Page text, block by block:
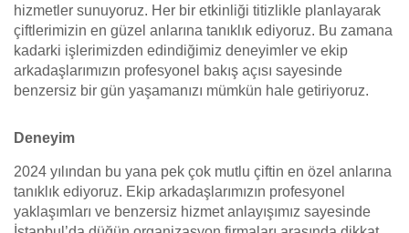
hizmetler sunuyoruz. Her bir etkinliği titizlikle planlayarak
çiftlerimizin en güzel anlarına tanıklık ediyoruz. Bu zamana
kadarki işlerimizden edindiğimiz deneyimler ve ekip
arkadaşlarımızın profesyonel bakış açısı sayesinde
benzersiz bir gün yaşamanızı mümkün hale getiriyoruz.
Deneyim
2024 yılından bu yana pek çok mutlu çiftin en özel anlarına
tanıklık ediyoruz. Ekip arkadaşlarımızın profesyonel
yaklaşımları ve benzersiz hizmet anlayışımız sayesinde